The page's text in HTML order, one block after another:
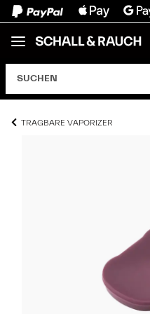
TRAGBARE VAPORIZER